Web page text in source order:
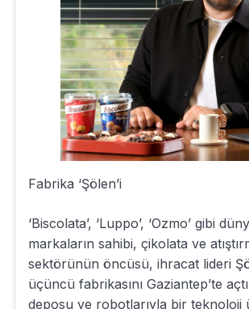
Fabrika ‘Şölen’i
‘Biscolata’, ‘Luppo’, ‘Ozmo’ gibi
markaların sahibi, çikolata ve
sektörünün öncüsü, ihracat lideri
üçüncü fabrikasını Gaziantep’te
deposu ve robotlarıyla bir teknoloji